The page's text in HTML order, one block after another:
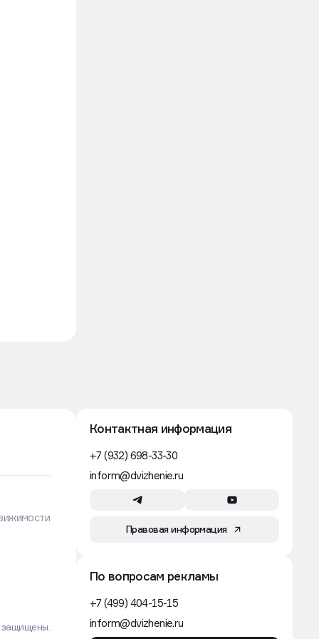
Контактная информация
+7 (932) 698-33-30
inform@dvizhenie.ru
Правовая информация
По вопросам рекламы
+7 (499) 404-15-15
inform@dvizhenie.ru